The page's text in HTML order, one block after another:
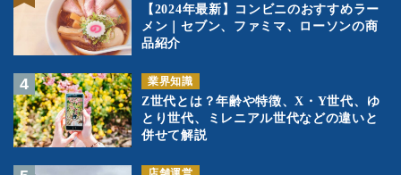
【2024年最新】コンビニのおすすめラー
メン｜セブン、ファミマ、ローソンの商
品紹介
業界知識
Z世代とは？年齢や特徴、X・Y世代、ゆ
とり世代、ミレニアル世代などの違いと
併せて解説